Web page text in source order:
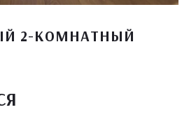
2-КОМНАТНЫЙ